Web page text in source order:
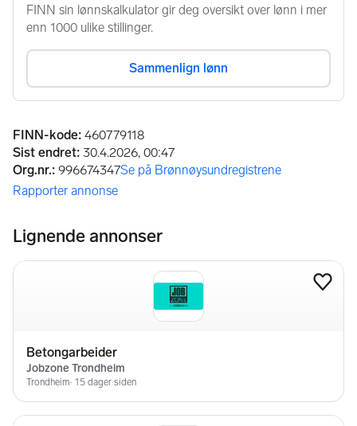
Annonseinformasjon
FINN-kode: 460779118
Sist endret: 30.4.2026, 00:47
Org.nr.: 996674347Se på Brønnøysundregistrene
(åpnes i ny fane)
Rapporter annonse